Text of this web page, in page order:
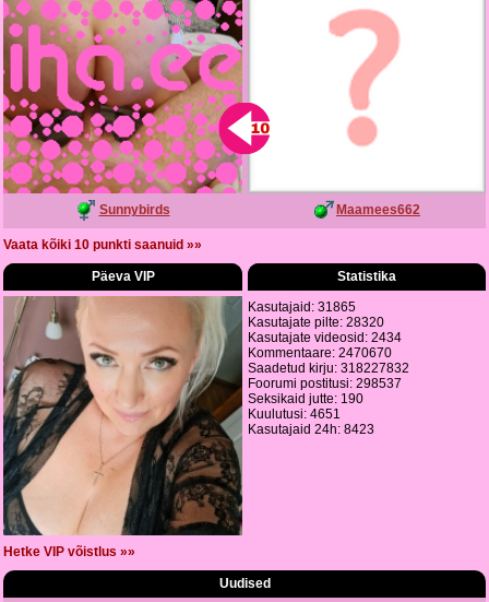
Sunnybirds Maamees662
Vaata kõiki 10 punkti saanuid »»
Päeva VIP
Hetke VIP võistlus »»
Statistika
Kasutajaid: 31865
Kasutajate pilte: 28320
Kasutajate videosid: 2434
Kommentaare: 2470670
Saadetud kirju: 318227832
Foorumi postitusi: 298537
Seksikaid jutte: 190
Kuulutusi: 4651
Kasutajaid 24h: 8423
Uudised